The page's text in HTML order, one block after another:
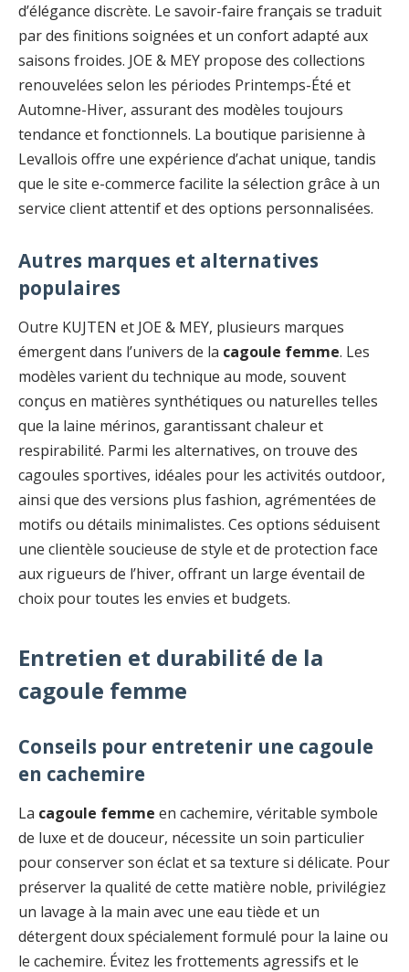
d’élégance discrète. Le savoir-faire français se traduit
par des finitions soignées et un confort adapté aux
saisons froides. JOE & MEY propose des collections
renouvelées selon les périodes Printemps-Été et
Automne-Hiver, assurant des modèles toujours
tendance et fonctionnels. La boutique parisienne à
Levallois offre une expérience d’achat unique, tandis
que le site e-commerce facilite la sélection grâce à un
service client attentif et des options personnalisées.
Autres marques et alternatives
populaires
Outre KUJTEN et JOE & MEY, plusieurs marques
émergent dans l’univers de la cagoule femme. Les
modèles varient du technique au mode, souvent
conçus en matières synthétiques ou naturelles telles
que la laine mérinos, garantissant chaleur et
respirabilité. Parmi les alternatives, on trouve des
cagoules sportives, idéales pour les activités outdoor,
ainsi que des versions plus fashion, agrémentées de
motifs ou détails minimalistes. Ces options séduisent
une clientèle soucieuse de style et de protection face
aux rigueurs de l’hiver, offrant un large éventail de
choix pour toutes les envies et budgets.
Entretien et durabilité de la
cagoule femme
Conseils pour entretenir une cagoule
en cachemire
La cagoule femme en cachemire, véritable symbole
de luxe et de douceur, nécessite un soin particulier
pour conserver son éclat et sa texture si délicate. Pour
préserver la qualité de cette matière noble, privilégiez
un lavage à la main avec une eau tiède et un
détergent doux spécialement formulé pour la laine ou
le cachemire. Évitez les frottements agressifs et le